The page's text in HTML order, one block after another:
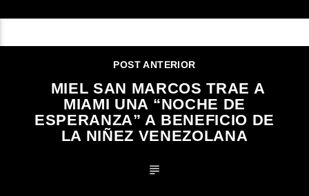
POST ANTERIOR
MIEL SAN MARCOS TRAE A
MIAMI UNA “NOCHE DE
ESPERANZA” A BENEFICIO DE
LA NIÑEZ VENEZOLANA